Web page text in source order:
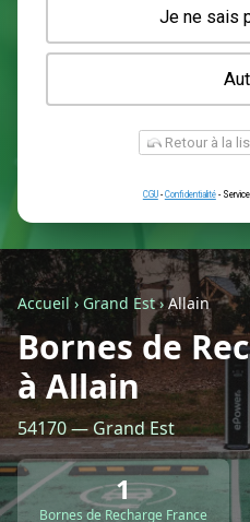
Une prise
Je
CGU-
Accueil› Grand Est›Allain
Bornes de
à Allain
54170 — Grand Est
1
Bornes de Recharge France